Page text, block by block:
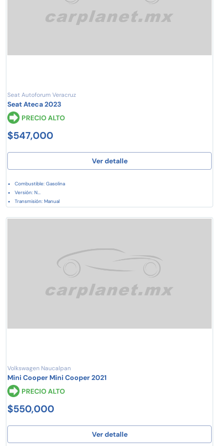
Seat Autoforum Veracruz
Seat Ateca 2023
PRECIO ALTO
$547,000
Ver detalle
Combustible: Gasolina
Versión: N...
Transmisión: Manual
Volkswagen Naucalpan
Mini Cooper Mini Cooper 2021
PRECIO ALTO
$550,000
Ver detalle